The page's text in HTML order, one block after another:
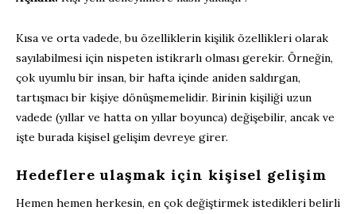
Kısa ve orta vadede, bu özelliklerin kişilik özellikleri olarak
sayılabilmesi için nispeten istikrarlı olması gerekir. Örneğin,
çok uyumlu bir insan, bir hafta içinde aniden saldırgan,
tartışmacı bir kişiye dönüşmemelidir. Birinin kişiliği uzun
vadede (yıllar ve hatta on yıllar boyunca) değişebilir, ancak ve
işte burada kişisel gelişim devreye girer.
Hedeflere ulaşmak için kişisel gelişim
Hemen hemen herkesin, en çok değiştirmek istedikleri belirli